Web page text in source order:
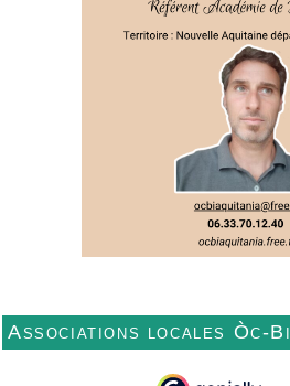
Associations locales Òc-Bi